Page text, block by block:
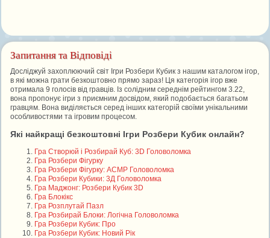
Запитання та Відповіді
Досліджуй захоплюючий світ Ігри Розбери Кубик з нашим каталогом ігор,
в які можна грати безкоштовно прямо зараз! Ця категорія ігор вже
отримала 9 голосів від гравців. Із солідним середнім рейтингом 3.22,
вона пропонує ігри з приємним досвідом, який подобається багатьом
гравцям. Вона виділяється серед інших категорій своїми унікальними
особливостями та ігровим процесом.
Які найкращі безкоштовні Ігри Розбери Кубик онлайн?
Гра Створюй і Розбирай Куб: 3D Головоломка
Гра Розбери Фігурку
Гра Розбери Фігурку: АСМР Головоломка
Гра Розбери Кубики: 3Д Головоломка
Гра Маджонг: Розбери Кубик 3D
Гра Блокікс
Гра Розплутай Пазл
Гра Розбирай Блоки: Логічна Головоломка
Гра Розбери Кубик: Про
Гра Розбери Кубик: Новий Рік